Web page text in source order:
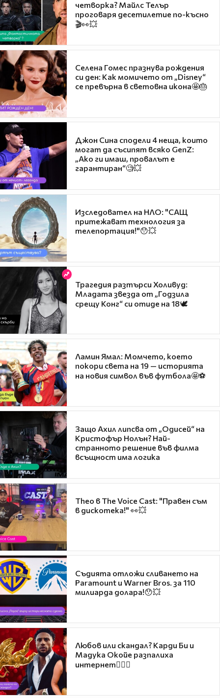
четворка? Майлс Телър
проговаря десетилетие по-късно
🎬👀💥
Селена Гомес празнува рождения
си ден: Как момичето от „Disney“
се превърна в световна икона🤩🎂
Джон Сина сподели 4 неща, които
могат да съсипят всяко GenZ:
„Ако ги имаш, провалът е
гарантиран“🧐💥
Изследовател на НЛО: "САЩ
притежават технология за
телепортация!"😯💥
Трагедия разтърси Холивуд:
Младата звезда от „Годзила
срещу Конг“ си отиде на 18🕊️
Ламин Ямал: Момчето, което
покори света на 19 — историята
на новия символ във футбола🤩⚽
Защо Ахил липсва от „Одисей“ на
Кристофър Нолън? Най-
странното решение във филма
всъщност има логика
Theo в The Voice Cast: "Правен съм
в дискотека!" 👀💥
Съдията отложи сливането на
Paramount и Warner Bros. за 110
милиарда долара!😯💥
Любов или скандал? Карди Би и
Мадука Окойе разпалиха
интернет❤️‍🔥🔥